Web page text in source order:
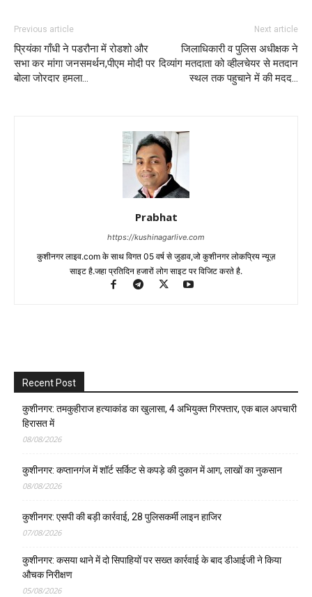
Previous article
प्रियंका गाँधी ने पडरौना में रोडशो और
सभा कर मांगा जनसमर्थन,पीएम मोदी पर
बोला जोरदार हमला…
Next article
जिलाधिकारी व पुलिस अधीक्षक ने
दिव्यांग मतदाता को व्हीलचेयर से मतदान
स्थल तक पहुचाने में की मदद…
Prabhat
https://kushinagarlive.com
कुशीनगर लाइव.com के साथ विगत 05 वर्ष से जुडाव,जो कुशीनगर लोकप्रिय न्यूज़
साइट है.जहा प्रतिदिन हजारों लोग साइट पर विजिट करते है.
Recent Post
कुशीनगर: तमकुहीराज हत्याकांड का खुलासा, 4 अभियुक्त गिरफ्तार, एक बाल अपचारी
हिरासत में
08/08/2026
कुशीनगर: कप्तानगंज में शॉर्ट सर्किट से कपड़े की दुकान में आग, लाखों का नुकसान
08/08/2026
कुशीनगर: एसपी की बड़ी कार्रवाई, 28 पुलिसकर्मी लाइन हाजिर
07/08/2026
कुशीनगर: कसया थाने में दो सिपाहियों पर सख्त कार्रवाई के बाद डीआईजी ने किया
औचक निरीक्षण
05/08/2026